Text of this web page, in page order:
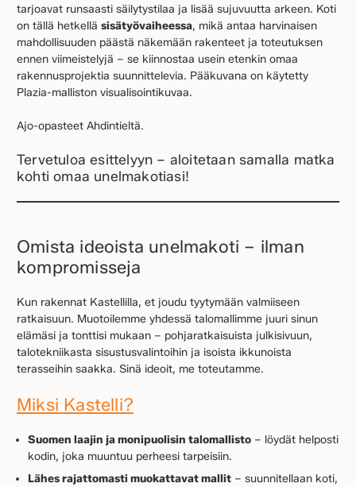
tarjoavat runsaasti säilytystilaa ja lisää sujuvuutta arkeen. Koti
on tällä hetkellä sisätyövaiheessa, mikä antaa harvinaisen
mahdollisuuden päästä näkemään rakenteet ja toteutuksen
ennen viimeistelyjä – se kiinnostaa usein etenkin omaa
rakennusprojektia suunnittelevia. Pääkuvana on käytetty
Plazia-malliston visualisointikuvaa.
Ajo-opasteet Ahdintieltä.
Tervetuloa esittelyyn – aloitetaan samalla matka
kohti omaa unelmakotiasi!
Omista ideoista unelmakoti – ilman
kompromisseja
Kun rakennat Kastellilla, et joudu tyytymään valmiiseen
ratkaisuun. Muotoilemme yhdessä talomallimme juuri sinun
elämäsi ja tonttisi mukaan – pohjaratkaisuista julkisivuun,
talotekniikasta sisustusvalintoihin ja isoista ikkunoista
terasseihin saakka. Sinä ideoit, me toteutamme.
Miksi Kastelli?
Suomen laajin ja monipuolisin talomallisto – löydät helposti
kodin, joka muuntuu perheesi tarpeisiin.
Lähes rajattomasti muokattavat mallit – suunnitellaan koti,